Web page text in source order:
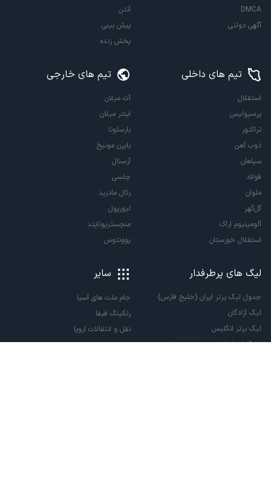
DMCA
آگهی دولتی
آنتن
پیش بینی
پخش زنده
تیم های داخلی
استقلال
پرسپولیس
تراکتور
ذوب آهن
سپاهان
فولاد
ملوان
گل‌گهر
آلومینیوم اراک
استقلال خوزستان
تیم های خارجی
آث میلان
اینتر میلان
بارسلونا
بایرن مونیخ
آرسنال
چلسی
رئال مادرید
لیورپول
منچستریونایتد
یوونتوس
لیگ های پرطرفدار
جدول لیگ برتر ایران (خلیج فارس)
لیگ آزادگان
لیگ برتر انگلیس
لالیگا اسپانیا
سایر
جام ملت های آسیا
رنکینگ فیفا
نقل و انتقالات اروپا
نقل و انتقالات ایران